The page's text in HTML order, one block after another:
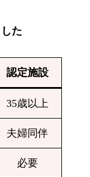
た
認定施設
35歳以上
夫婦同伴
必要